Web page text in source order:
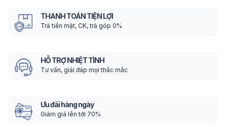
THANH TOÁN TIỆN LỢI
Trả tiền mặt, CK, trả góp 0%
HỖ TRỢ NHIỆT TÌNH
Tư vấn, giải đáp mọi thắc mắc
Ưu đãi hàng ngày
Giảm giá lên tới 70%